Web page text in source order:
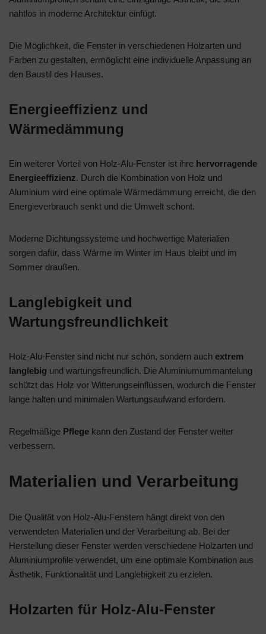
nahtlos in moderne Architektur einfügt.
Die Möglichkeit, die Fenster in verschiedenen Holzarten und
Farben zu gestalten, ermöglicht eine individuelle Anpassung an
den Baustil des Hauses.
Energieeffizienz und
Wärmedämmung
Ein weiterer Vorteil von Holz-Alu-Fenster ist ihre hervorragende
Energieeffizienz. Durch die Kombination von Holz und
Aluminium wird eine optimale Wärmedämmung erreicht, die den
Energieverbrauch senkt und die Umwelt schont.
Moderne Dichtungssysteme und hochwertige Materialien
sorgen dafür, dass Wärme im Winter im Haus bleibt und im
Sommer draußen.
Langlebigkeit und
Wartungsfreundlichkeit
Holz-Alu-Fenster sind nicht nur schön, sondern auch extrem
langlebig und wartungsfreundlich. Die Aluminiumummantelung
schützt das Holz vor Witterungseinflüssen, wodurch die Fenster
lange halten und minimalen Wartungsaufwand erfordern.
Regelmäßige Pflege kann den Zustand der Fenster weiter
verbessern.
Materialien und Verarbeitung
Die Qualität von Holz-Alu-Fenstern hängt direkt von den
verwendeten Materialien und der Verarbeitung ab. Bei der
Herstellung dieser Fenster werden verschiedene Holzarten und
Aluminiumprofile verwendet, um eine optimale Kombination aus
Ästhetik, Funktionalität und Langlebigkeit zu erzielen.
Holzarten für Holz-Alu-Fenster